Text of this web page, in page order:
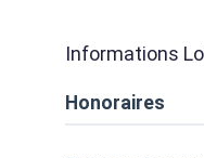
Informations
Honoraires